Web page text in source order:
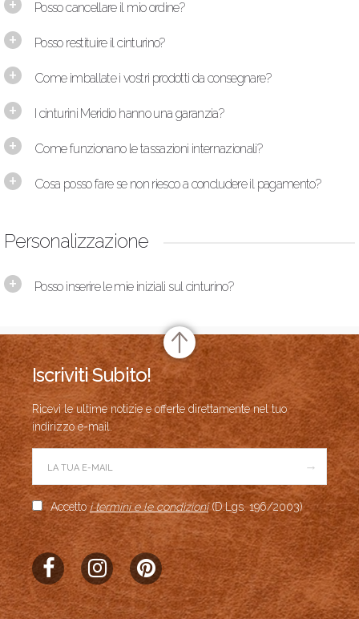
Posso cancellare il mio ordine?
Posso restituire il cinturino?
Come imballate i vostri prodotti da consegnare?
I cinturini Meridio hanno una garanzia?
Come funzionano le tassazioni internazionali?
Cosa posso fare se non riesco a concludere il pagamento?
Personalizzazione
Posso inserire le mie iniziali sul cinturino?
Iscriviti Subito!
Ricevi le ultime notizie e offerte direttamente nel tuo
indirizzo e-mail.
→
Accetto i termini e le condizioni(D.Lgs. 196/2003)